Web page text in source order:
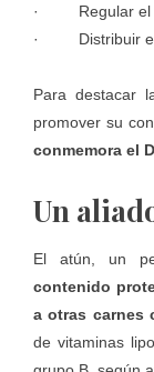
· Regular el
· Distribuir el
Para destacar
promover su
conmemora el
Un
El atún, un
contenido
a otras carnes
de vitaminas